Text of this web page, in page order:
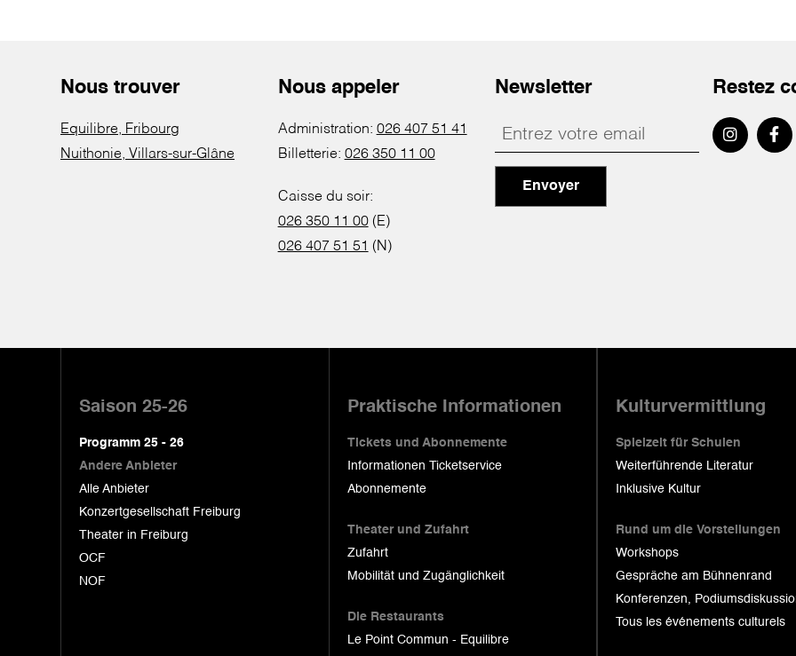
Nous trouver
Equilibre, Fribourg
Nuithonie, Villars-sur-Glâne
Nous appeler
Administration: 026 407 51 41
Billetterie: 026 350 11 00
Caisse du soir:
026 350 11 00(E)
026 407 51 51 (N)
Newsletter
Envoyer
Restez
Saison 25-26
Programm 25 - 26
Andere Anbieter
Alle Anbieter
Konzertgesellschaft Freiburg
Theater in Freiburg
OCF
NOF
Praktische Informationen
Tickets und Abonnemente
Informationen Ticketservice
Abonnemente
Theater und Zufahrt
Zufahrt
Mobilität und Zugänglichkeit
Die Restaurants
Le Point Commun - Equilibre
Kulturvermittlung
Spielzeit für Schulen
Weiterführende Literatur
Inklusive Kultur
Rund um die Vorstellungen
Workshops
Gespräche am Bühnenrand
Konferenzen,
Tous les événements culturels